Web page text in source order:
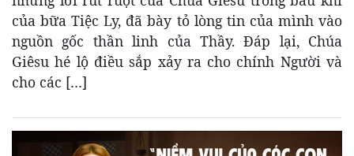
của bữa Tiệc Ly, đã bày tỏ lòng tin của mình vào
nguồn gốc thần linh của Thầy. Đáp lại, Chúa
Giêsu hé lộ điều sắp xảy ra cho chính Người và
cho các […]